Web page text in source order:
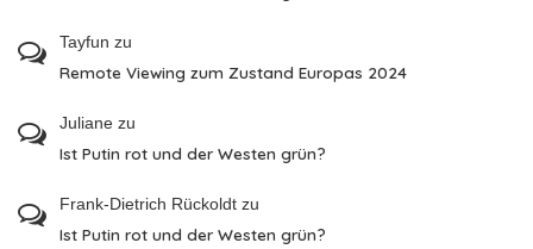
Tayfun zu
Remote Viewing zum Zustand Europas 2024
Juliane zu
Ist Putin rot und der Westen grün?
Frank-Dietrich Rückoldt zu
Ist Putin rot und der Westen grün?